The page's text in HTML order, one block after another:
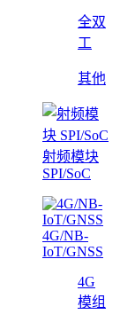
全双
工
其他
射频模块
SPI/SoC
4G/NB-
IoT/GNSS
4G
模组